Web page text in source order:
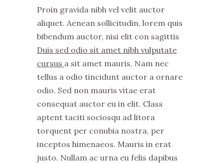
Proin gravida nibh vel velit auctor
aliquet. Aenean sollicitudin, lorem quis
bibendum auctor, nisi elit con sagittis
Duis sed odio sit amet nibh vulputate
cursus a sit amet mauris. Nam nec
tellus a odio tincidunt auctor a ornare
odio. Sed non mauris vitae erat
consequat auctor eu in elit. Class
aptent taciti sociosqu ad litora
torquent per conubia nostra, per
inceptos himenaeos. Mauris in erat
justo. Nullam ac urna eu felis dapibus